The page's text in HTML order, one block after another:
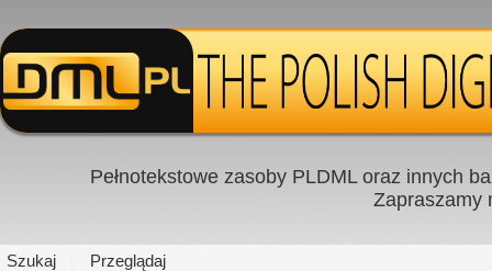
Pełnotekstowe zasoby PLDML oraz innych
Zapraszamy
Szukaj Przeglądaj